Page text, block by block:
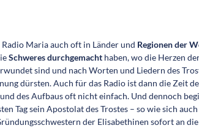
Maria auch oft in Länder und Regionen der
Schweres durchgemacht haben, wo die Herzen
sind und nach Worten und Liedern des
dürsten. Auch für das ­Radio ist dann die Zeit
des Aufbaus oft nicht einfach. Und dennoch
Tag sein Apostolat des Trostes – so wie sich
der Elisabethinen sofort an die